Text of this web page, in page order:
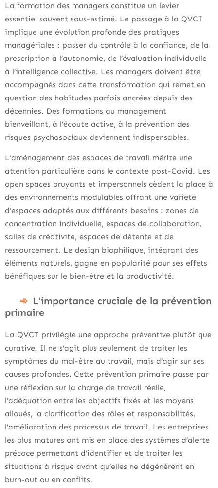
La formation des managers constitue un levier
essentiel souvent sous-estimé. Le passage à la QVCT
implique une évolution profonde des pratiques
managériales : passer du contrôle à la confiance, de la
prescription à l’autonomie, de l’évaluation individuelle
à l’intelligence collective. Les managers doivent être
accompagnés dans cette transformation qui remet en
question des habitudes parfois ancrées depuis des
décennies. Des formations au management
bienveillant, à l’écoute active, à la prévention des
risques psychosociaux deviennent indispensables.
L’aménagement des espaces de travail mérite une
attention particulière dans le contexte post-Covid. Les
open spaces bruyants et impersonnels cèdent la place à
des environnements modulables offrant une variété
d’espaces adaptés aux différents besoins : zones de
concentration individuelle, espaces de collaboration,
salles de créativité, espaces de détente et de
ressourcement. Le design biophilique, intégrant des
éléments naturels, gagne en popularité pour ses effets
bénéfiques sur le bien-être et la productivité.
L’importance cruciale de la prévention
primaire
La QVCT privilégie une approche préventive plutôt que
curative. Il ne s’agit plus seulement de traiter les
symptômes du mal-être au travail, mais d’agir sur ses
causes profondes. Cette prévention primaire passe par
une réflexion sur la charge de travail réelle,
l’adéquation entre les objectifs fixés et les moyens
alloués, la clarification des rôles et responsabilités,
l’amélioration des processus de travail. Les entreprises
les plus matures ont mis en place des systèmes d’alerte
précoce permettant d’identifier et de traiter les
situations à risque avant qu’elles ne dégénèrent en
burn-out ou en conflits.